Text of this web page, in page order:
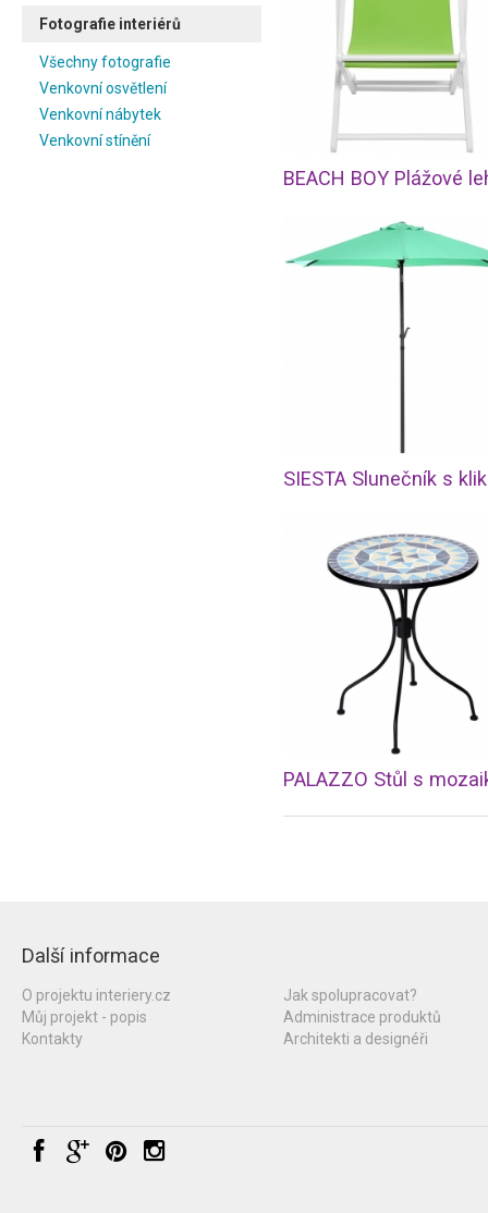
Fotografie interiérů
Všechny fotografie
Venkovní osvětlení
Venkovní nábytek
Venkovní stínění
Další informace
O projektu interiery.cz
Můj projekt - popis
Kontakty
Jak spolupracovat?
Administrace produktů
Architekti a designéři